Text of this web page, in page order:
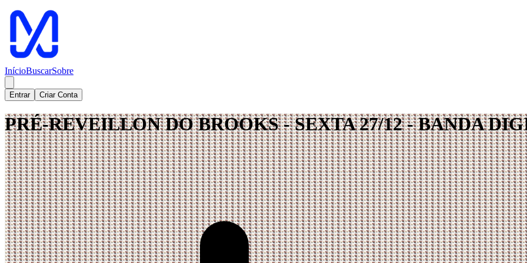
InícioBuscarSobre
Entrar Criar Conta
PRÉ-REVEILLON DO BROOKS - SEXTA 27/12 - BANDA